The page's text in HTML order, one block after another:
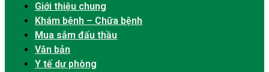
Giới thiệu chung
Khám bệnh – Chữa bệnh
Mua sắm đấu thầu
Văn bản
Y tế dự phòng